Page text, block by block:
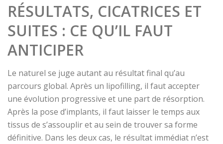
RÉSULTATS, CICATRICES ET
SUITES : CE QU’IL FAUT
ANTICIPER
Le naturel se juge autant au résultat final qu’au
parcours global. Après un lipofilling, il faut accepter
une évolution progressive et une part de résorption.
Après la pose d’implants, il faut laisser le temps aux
tissus de s’assouplir et au sein de trouver sa forme
définitive. Dans les deux cas, le résultat immédiat n’est